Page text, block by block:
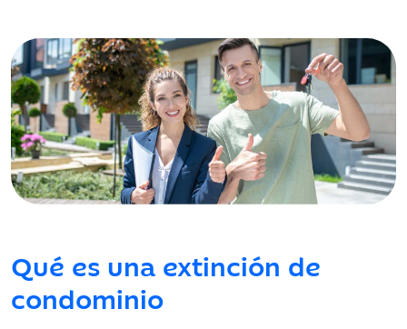
Qué es una extinción de
condominio